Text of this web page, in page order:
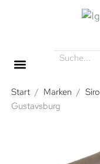
Start / Marken / Siro
Gustavsburg